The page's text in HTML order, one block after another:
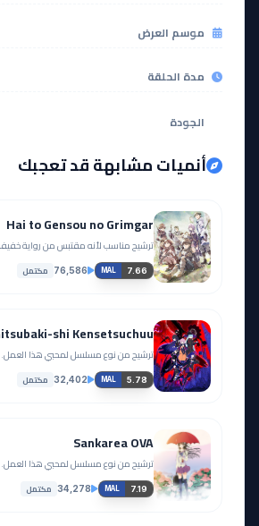
موسم العرض
مدة الحلقة
الجودة
أنميات مشابهة قد تعجبك
Hai to Gensou no Grimgar
ترشيح مناسب لأنه مقتبس من رواية
MAL 7.66
76,586 مكتمل
shi Kensetsuchuu.
ترشيح من نوع مسلسل لمحبي هذا العمل.
MAL 5.78
32,402 مكتمل
Sankarea OVA
ترشيح من نوع مسلسل لمحبي هذا العمل.
MAL 7.19
34,278 مكتمل